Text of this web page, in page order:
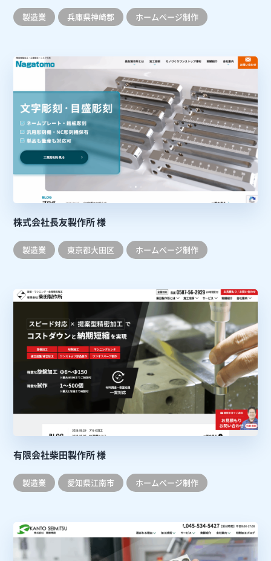
製造業 兵庫県神崎郡 ホームぺージ制作
株式会社長友製作所 様
製造業 東京都大田区 ホームぺージ制作
有限会社柴田製作所 様
製造業 愛知県江南市 ホームぺージ制作